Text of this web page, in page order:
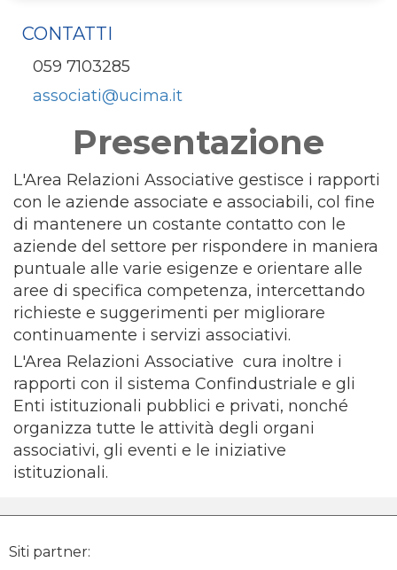
CONTATTI
059 7103285
associati@ucima.it
Presentazione
L'Area Relazioni Associative gestisce i rapporti
con le aziende associate e associabili, col fine
di mantenere un costante contatto con le
aziende del settore per rispondere in maniera
puntuale alle varie esigenze e orientare alle
aree di specifica competenza, intercettando
richieste e suggerimenti per migliorare
continuamente i servizi associativi.
L'Area Relazioni Associative cura inoltre i
rapporti con il sistema Confindustriale e gli
Enti istituzionali pubblici e privati, nonché
organizza tutte le attività degli organi
associativi, gli eventi e le iniziative
istituzionali.
Siti partner: